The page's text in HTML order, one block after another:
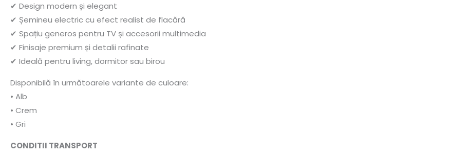
✔ Design modern și elegant
✔ Șemineu electric cu efect realist de flacără
✔ Spațiu generos pentru TV și accesorii multimedia
✔ Finisaje premium și detalii rafinate
✔ Ideală pentru living, dormitor sau birou
Disponibilă în următoarele variante de culoare:
• Alb
• Crem
• Gri
CONDITII TRANSPORT